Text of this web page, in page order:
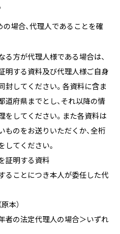
場合、代理人であることを確
る方が代理人様である場合は、
明する資料及び代理人様ご自身
封してください。各資料に含ま
道府県までとし、それ以降の情
をしてください。また各資料は
ものをお送りいただくか、全桁
してください。
証明する資料
ることにつき本人が委任した代
本）
者の法定代理人の場合＞いずれ